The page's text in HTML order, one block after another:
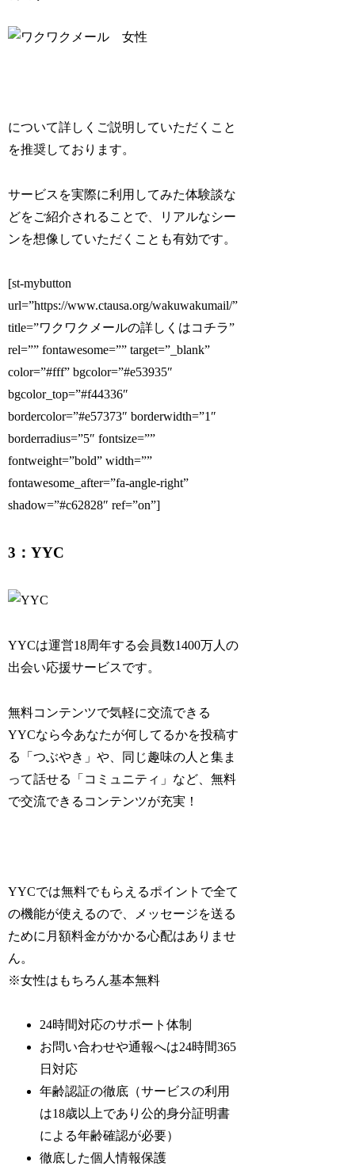
について詳しくご説明していただくこと
を推奨しております。
サービスを実際に利用してみた体験談な
どをご紹介されることで、リアルなシー
ンを想像していただくことも有効です。
[st-mybutton
url=”https://www.ctausa.org/wakuwakumail/”
title=”ワクワクメールの詳しくはコチラ”
rel=”” fontawesome=”” target=”_blank”
color=”#fff” bgcolor=”#e53935″
bgcolor_top=”#f44336″
bordercolor=”#e57373″ borderwidth=”1″
borderradius=”5″ fontsize=””
fontweight=”bold” width=””
fontawesome_after=”fa-angle-right”
shadow=”#c62828″ ref=”on”]
3：YYC
YYCは運営18周年する会員数1400万人の
出会い応援サービスです。
無料コンテンツで気軽に交流できる
YYCなら今あなたが何してるかを投稿す
る「つぶやき」や、同じ趣味の人と集ま
って話せる「コミュニティ」など、無料
で交流できるコンテンツが充実！
YYCでは無料でもらえるポイントで全て
の機能が使えるので、メッセージを送る
ために月額料金がかかる心配はありませ
ん。
※女性はもちろん基本無料
24時間対応のサポート体制
お問い合わせや通報へは24時間365
日対応
年齢認証の徹底（サービスの利用
は18歳以上であり公的身分証明書
による年齢確認が必要）
徹底した個人情報保護